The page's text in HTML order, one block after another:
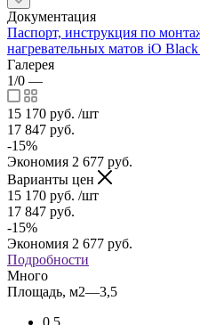
Документация
Паспорт, инструкция по
нагревательных матов iO
Галерея
1/0 —
15 170 руб. /шт
17 847 руб.
-15%
Экономия 2 677 руб.
Варианты цен
15 170 руб. /шт
17 847 руб.
-15%
Экономия 2 677 руб.
Подробности
Много
Площадь, м2—3,5
0,5